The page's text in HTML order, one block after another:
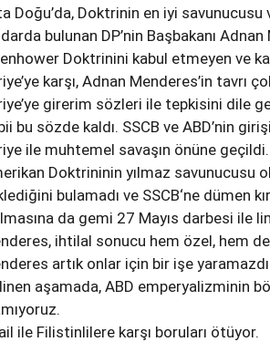
Doğu’da, Doktrinin en iyi savunucusu
bulunan DP’nin Başbakanı Adnan
Doktrinini kabul etmeyen ve
karşı, Adnan Menderes’in tavrı
girerim sözleri ile tepkisini dile
bu sözde kaldı. SSCB ve ABD’nin
ile muhtemel savaşın önüne geçildi.
Doktrininin yılmaz savunucusu
bulamadı ve SSCB‘ne dümen
da gemi 27 Mayıs darbesi ile
ihtilal sonucu hem özel, hem
artık onlar için bir işe
aşamada, ABD emperyalizminin
ile Filistinlilere karşı boruları ötüyor.